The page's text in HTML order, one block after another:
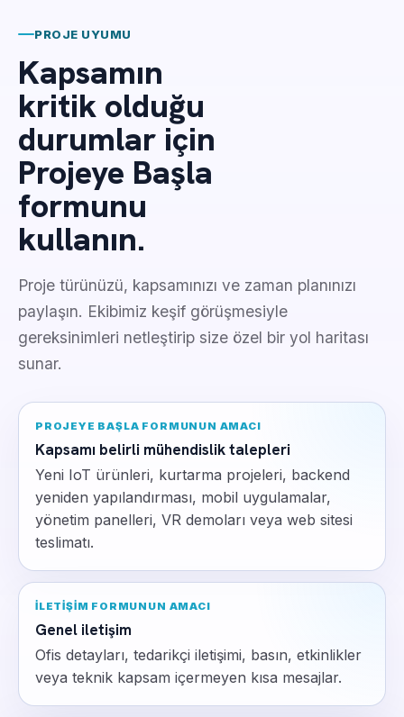
PROJE UYUMU
Kapsamın
kritik olduğu
durumlar için
Projeye Başla
formunu
kullanın.
Proje türünüzü, kapsamınızı ve zaman planınızı
paylaşın. Ekibimiz keşif görüşmesiyle
gereksinimleri netleştirip size özel bir yol haritası
sunar.
PROJEYE BAŞLA FORMUNUN AMACI
Kapsamı belirli mühendislik talepleri
Yeni IoT ürünleri, kurtarma projeleri, backend
yeniden yapılandırması, mobil uygulamalar,
yönetim panelleri, VR demoları veya web sitesi
teslimatı.
İLETIŞIM FORMUNUN AMACI
Genel iletişim
Ofis detayları, tedarikçi iletişimi, basın, etkinlikler
veya teknik kapsam içermeyen kısa mesajlar.